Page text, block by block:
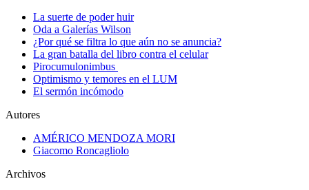
La suerte de poder huir
Oda a Galerías Wilson
¿Por qué se filtra lo que aún no se anuncia?
La gran batalla del libro contra el celular
Pirocumulonimbus
Optimismo y temores en el LUM
El sermón incómodo
Autores
AMÉRICO MENDOZA MORI
Giacomo Roncagliolo
Archivos